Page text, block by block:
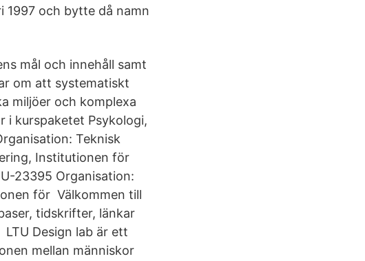
1997 och bytte då namn
mål och innehåll samt
om att systematiskt
miljöer och komplexa
i kurspaketet Psykologi,
Teknisk
Institutionen för
23395 Organisation:
för Välkommen till
tidskrifter, länkar
Design lab är ett
mellan människor